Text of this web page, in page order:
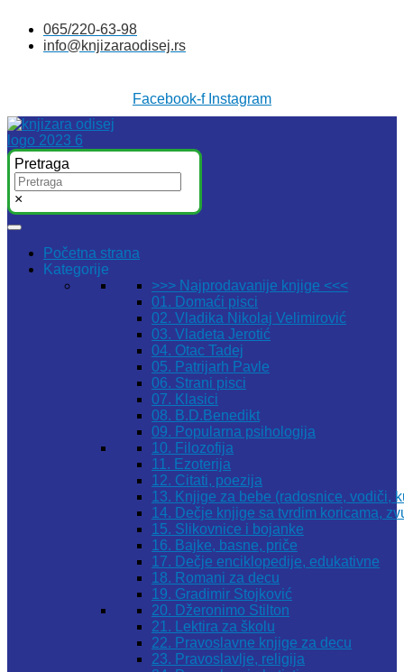
sadržaj
065/220-63-98
info@knjizaraodisej.rs
Facebook-f Instagram
Pretraga
×
Početna strana
Kategorije
>>> Najprodavanije knjige <<<
01. Domaći pisci
02. Vladika Nikolaj Velimirović
03. Vladeta Jerotić
04. Otac Tadej
05. Patrijarh Pavle
06. Strani pisci
07. Klasici
08. B.D.Benedikt
09. Popularna psihologija
10. Filozofija
11. Ezoterija
12. Citati, poezija
13. Knjige za bebe (radosnice, vodiči,
14. Dečje knjige sa tvrdim koricama,
15. Slikovnice i bojanke
16. Bajke, basne, priče
17. Dečje enciklopedije, edukativne
18. Romani za decu
19. Gradimir Stojković
20. Džeronimo Stilton
21. Lektira za školu
22. Pravoslavne knjige za decu
23. Pravoslavlje, religija